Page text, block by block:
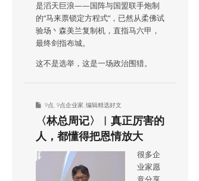
是滔天巨浪——国阵与国盟联手炮制
的“马来票锁定方程式”，已然从柔佛试
验场丶森美兰复制机，直指马六甲，
最终剑指布城。
这不是选举，这是一场政治围猎。
9点 9点企业家 编辑精选好文
〈林总周记〉︱真正厉害的
人，都懂得把恩情放大
很多企
业家愿